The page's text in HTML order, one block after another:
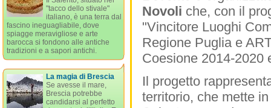
Novoli che, con il
"Vincitore Luoghi
Regione Puglia e
Coesione 2014-2020
Il progetto
territorio, che mette
"tacco dello stivale"
italiano, è una terra dal
fascino ineguagliabile, dove
spiagge meravigliose e arte
barocca si fondono alle antiche
tradizioni e a sapori antichi.
La magia di Brescia
Se avesse il mare,
Brescia potrebbe
candidarsi al perfetto